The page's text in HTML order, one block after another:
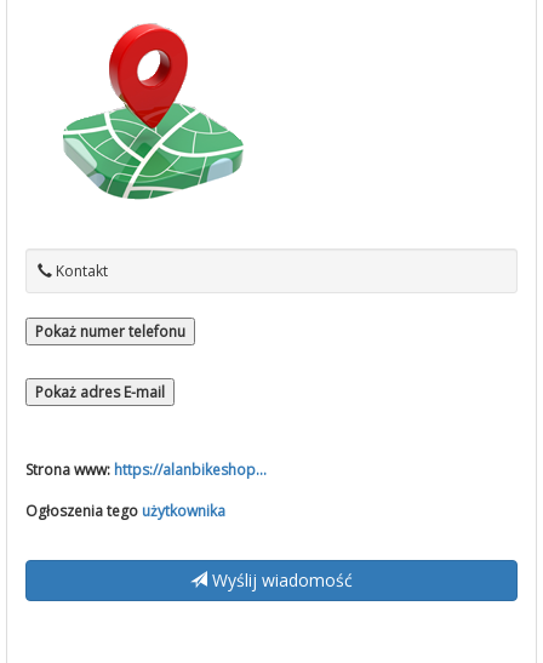
Kontakt
Pokaż numer telefonu
Pokaż adres E-mail
Strona www: https://alanbikeshop...
Ogłoszenia tego użytkownika
Wyślij wiadomość